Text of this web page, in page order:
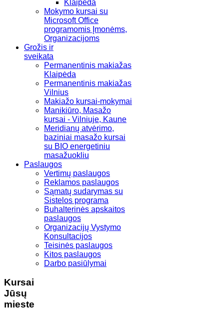
Klaipėda
Mokymo kursai su
Microsoft Office
programomis Įmonėms,
Organizacijoms
Grožis ir
sveikata
Permanentinis makiažas
Klaipėda
Permanentinis makiažas
Vilnius
Makiažo kursai-mokymai
Manikiūro, Masažo
kursai - Vilniuje, Kaune
Meridianų atvėrimo,
baziniai masažo kursai
su BIO energetiniu
masažuokliu
Paslaugos
Vertimų paslaugos
Reklamos paslaugos
Sąmatų sudarymas su
Sistelos programa
Buhalterinės apskaitos
paslaugos
Organizacijų Vystymo
Konsultacijos
Teisinės paslaugos
Kitos paslaugos
Darbo pasiūlymai
Kursai
Jūsų
mieste